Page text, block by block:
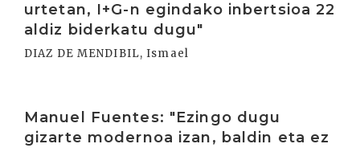
urtetan, I+G-n egindako inbertsioa 22
aldiz biderkatu dugu"
DIAZ DE MENDIBIL, Ismael
Manuel Fuentes: "Ezingo dugu
gizarte modernoa izan, baldin eta ez